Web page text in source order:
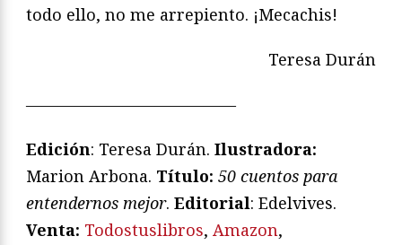
todo ello, no me arrepiento. ¡Mecachis!
Teresa Durán
—————————————
Edición: Teresa Durán. Ilustradora:
Marion Arbona. Título: 50 cuentos para
entendernos mejor. Editorial: Edelvives.
Venta: Todostuslibros, Amazon,